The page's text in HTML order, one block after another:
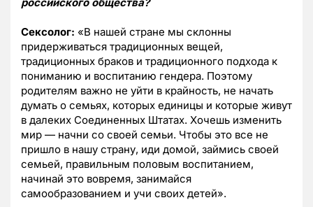
российского общества?
Сексолог: «В нашей стране мы склонны
придерживаться традиционных вещей,
традиционных браков и традиционного подхода к
пониманию и воспитанию гендера. Поэтому
родителям важно не уйти в крайность, не начать
думать о семьях, которых единицы и которые живут
в далеких Соединенных Штатах. Хочешь изменить
мир — начни со своей семьи. Чтобы это все не
пришло в нашу страну, иди домой, займись своей
семьей, правильным половым воспитанием,
начинай это вовремя, занимайся
самообразованием и учи своих детей».